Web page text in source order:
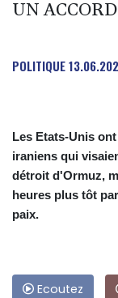
UN ACCORD
POLITIQUE
Les Etats-Unis
iraniens qui
détroit d'Ormuz,
heures plus tôt
paix.
Ecoutez